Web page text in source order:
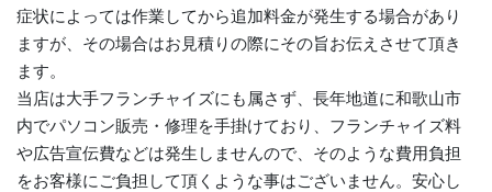
症状によっては作業してから追加料金が発生する場合があり
ますが、その場合はお見積りの際にその旨お伝えさせて頂き
ます。
当店は大手フランチャイズにも属さず、長年地道に和歌山市
内でパソコン販売・修理を手掛けており、フランチャイズ料
や広告宣伝費などは発生しませんので、そのような費用負担
をお客様にご負担して頂くような事はございません。安心し